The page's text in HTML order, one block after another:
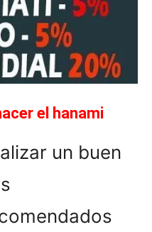
el hanami
un buen